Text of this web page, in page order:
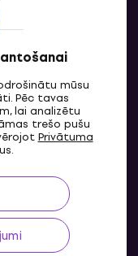
mūsu
Pēc tavas
lai analizētu
trešo pušu
Privātuma